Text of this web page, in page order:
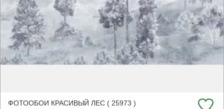
ФОТООБОИ КРАСИВЫЙ ЛЕС ( 25973 )